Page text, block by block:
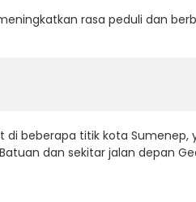
rasa peduli dan
di beberapa titik kota
dan sekitar jalan depan